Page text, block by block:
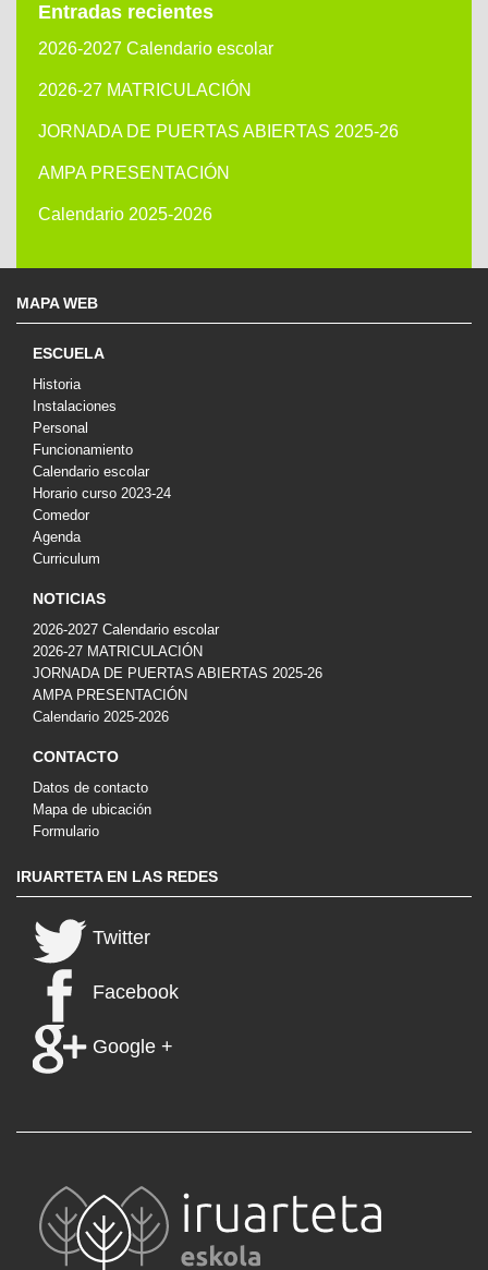
Entradas recientes
2026-2027 Calendario escolar
2026-27 MATRICULACIÓN
JORNADA DE PUERTAS ABIERTAS 2025-26
AMPA PRESENTACIÓN
Calendario 2025-2026
MAPA WEB
ESCUELA
Historia
Instalaciones
Personal
Funcionamiento
Calendario escolar
Horario curso 2023-24
Comedor
Agenda
Curriculum
NOTICIAS
2026-2027 Calendario escolar
2026-27 MATRICULACIÓN
JORNADA DE PUERTAS ABIERTAS 2025-26
AMPA PRESENTACIÓN
Calendario 2025-2026
CONTACTO
Datos de contacto
Mapa de ubicación
Formulario
IRUARTETA EN LAS REDES
Twitter
Facebook
Google +